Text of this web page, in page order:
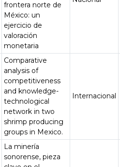
frontera norte de
México: un
ejercicio de
valoración
monetaria
Comparative
analysis of
competitiveness
and knowledge-
technological
network in two
shrimp producing
groups in Mexico.
Internacional
La minería
sonorense, pieza